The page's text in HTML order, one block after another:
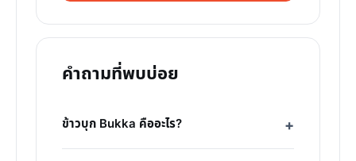
คำถามที่พบบ่อย
ข้าวบุก Bukka คืออะไร?